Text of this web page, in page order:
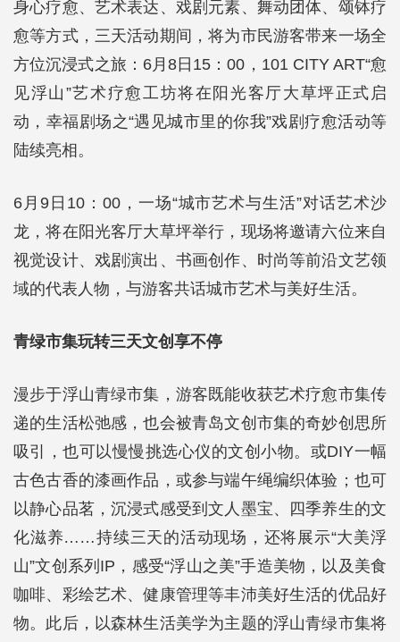
身心疗愈、艺术表达、戏剧元素、舞动团体、颂钵疗
愈等方式，三天活动期间，将为市民游客带来一场全
方位沉浸式之旅：6月8日15：00，101 CITY ART“愈
见浮山”艺术疗愈工坊将在阳光客厅大草坪正式启
动，幸福剧场之“遇见城市里的你我”戏剧疗愈活动等
陆续亮相。
6月9日10：00，一场“城市艺术与生活”对话艺术沙
龙，将在阳光客厅大草坪举行，现场将邀请六位来自
视觉设计、戏剧演出、书画创作、时尚等前沿文艺领
域的代表人物，与游客共话城市艺术与美好生活。
青绿市集玩转三天文创享不停
漫步于浮山青绿市集，游客既能收获艺术疗愈市集传
递的生活松弛感，也会被青岛文创市集的奇妙创思所
吸引，也可以慢慢挑选心仪的文创小物。或DIY一幅
古色古香的漆画作品，或参与端午绳编织体验；也可
以静心品茗，沉浸式感受到文人墨宝、四季养生的文
化滋养……持续三天的活动现场，还将展示“大美浮
山”文创系列IP，感受“浮山之美”手造美物，以及美食
咖啡、彩绘艺术、健康管理等丰沛美好生活的优品好
物。此后，以森林生活美学为主题的浮山青绿市集将